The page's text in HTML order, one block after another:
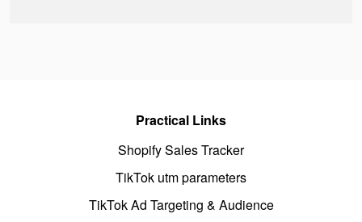
Practical Links
Shopify Sales Tracker
TikTok utm parameters
TikTok Ad Targeting & Audience